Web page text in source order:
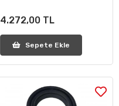
4.272,00 TL
Sepete Ekle